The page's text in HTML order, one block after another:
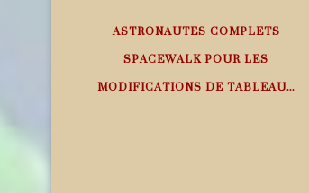
ASTRONAUTES COMPLETS
SPACEWALK POUR LES
MODIFICATIONS DE TABLEAU...